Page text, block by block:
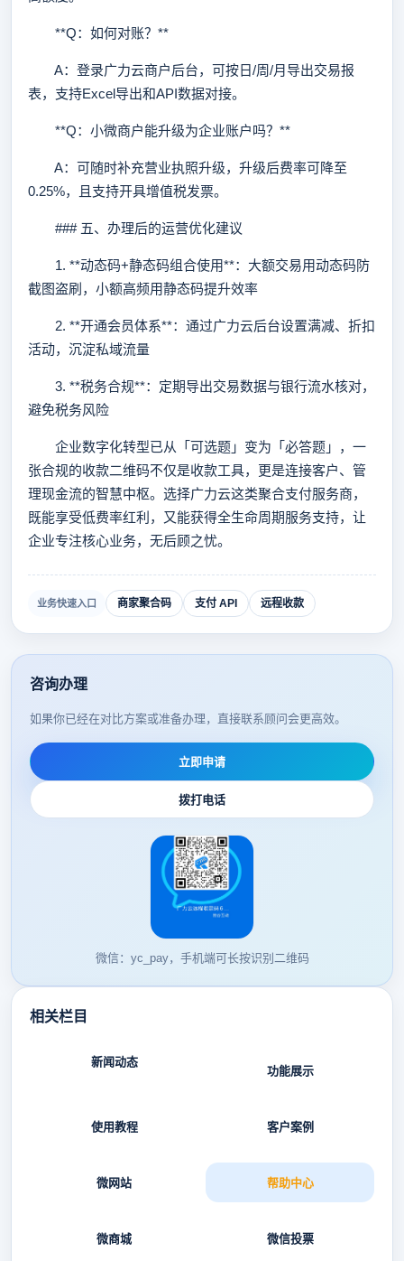
**Q：如何对账？**
A：登录广力云商户后台，可按日/周/月导出交易报
表，支持Excel导出和API数据对接。
**Q：小微商户能升级为企业账户吗？**
A：可随时补充营业执照升级，升级后费率可降至
0.25%，且支持开具增值税发票。
### 五、办理后的运营优化建议
1. **动态码+静态码组合使用**：大额交易用动态码防
截图盗刷，小额高频用静态码提升效率
2. **开通会员体系**：通过广力云后台设置满减、折扣
活动，沉淀私域流量
3. **税务合规**：定期导出交易数据与银行流水核对，
避免税务风险
企业数字化转型已从「可选题」变为「必答题」，一
张合规的收款二维码不仅是收款工具，更是连接客户、管
理现金流的智慧中枢。选择广力云这类聚合支付服务商，
既能享受低费率红利，又能获得全生命周期服务支持，让
企业专注核心业务，无后顾之忧。
业务快速入口 商家聚合码 支付 API 远程收款
咨询办理
如果你已经在对比方案或准备办理，直接联系顾问会更高效。
立即申请
拨打电话
微信：yc_pay，手机端可长按识别二维码
相关栏目
新闻动态
功能展示
使用教程 客户案例
微网站 帮助中心
微商城 微信投票